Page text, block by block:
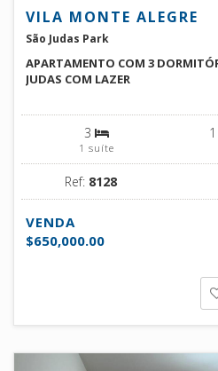
VILA MONTE ALEGRE
São Judas Park
APARTAMENTO COM 3
JUDAS COM LAZER
3
1 suíte
1
Ref: 8128
VENDA
$650,000.00